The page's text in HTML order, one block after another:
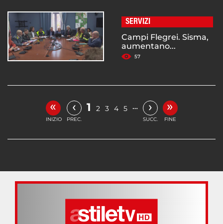
SERVIZI
Campi Flegrei. Sisma,
aumentano...
57
«
INIZIO
‹
PREC.
1 2 3 4 5 … ›
SUCC.
»
FINE